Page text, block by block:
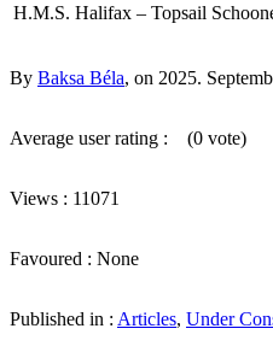
H.M.S. Halifax – Topsail
By Baksa Béla, on 2025.
Average user rating : (0 vote)
Views : 11071
Favoured : None
Published in : Articles, Under